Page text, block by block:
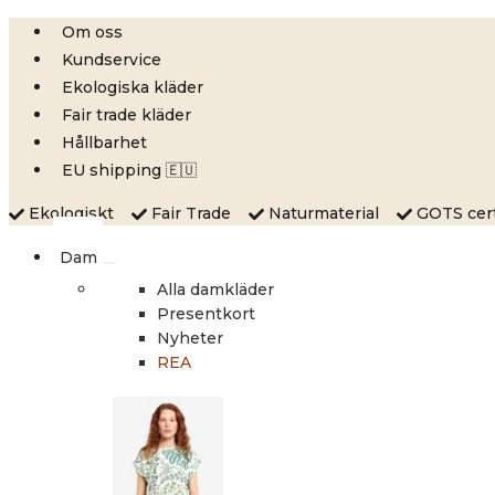
Skip
content
Om oss
Kundservice
Ekologiska kläder
Fair trade kläder
Hållbarhet
EU shipping 🇪🇺
Ekologiskt Fair Trade Naturmaterial GOTS
Dam
Alla damkläder
Presentkort
Nyheter
REA